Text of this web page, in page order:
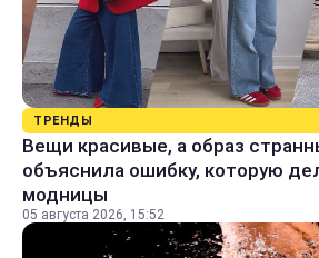
ТРЕНДЫ
Вещи красивые, а образ
объяснила ошибку, которую
модницы
05 августа 2026, 15:52